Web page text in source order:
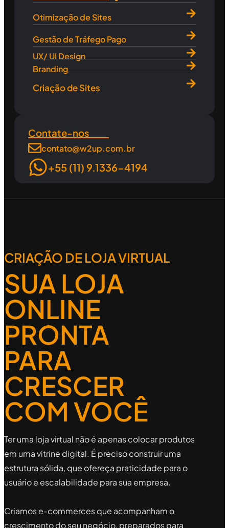
Otimização de Sites
Gestão de Tráfego Pago
UX/ UI Design
Branding
Criação de Sites
Contate-nos
contato@w2up.com.br
+55 (11) 9.1336-4194
CRIAÇÃO DE LOJA VIRTUAL
SUA LOJA
ONLINE
PRONTA
PARA
CRESCER
COM VOCÊ
Ter uma loja virtual não é apenas colocar produtos
em uma vitrine digital. É preciso construir uma
estrutura sólida, que ofereça praticidade para o
usuário e escalabilidade para sua empresa.
Criamos e-commerces que acompanham o
crescimento do seu negócio, preparados para